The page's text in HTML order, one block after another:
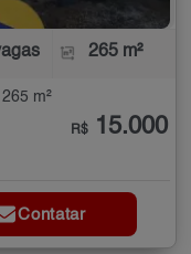
265 m²
m²
R$ 15.000
Contatar